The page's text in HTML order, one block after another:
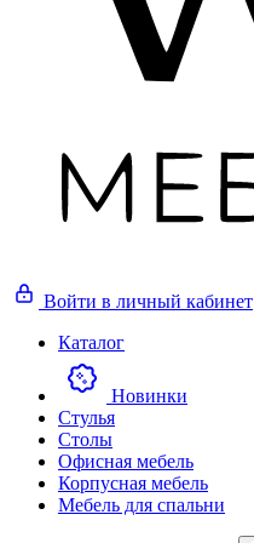
Войти в личный кабинет
Каталог
Новинки
Стулья
Столы
Офисная мебель
Корпусная мебель
Мебель для спальни